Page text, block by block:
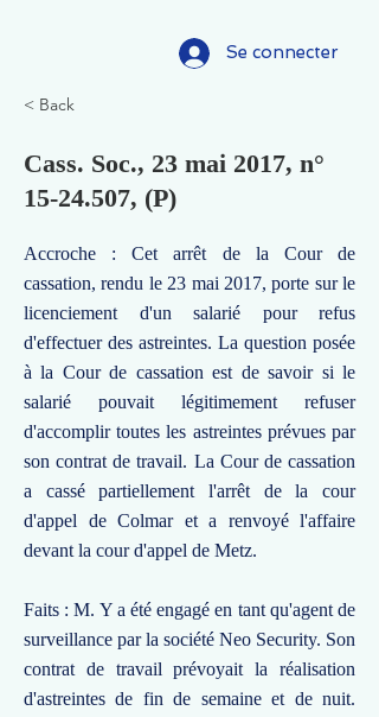
Se connecter
< Back
Cass. Soc., 23 mai 2017, n°
15-24.507, (P)
Accroche : Cet arrêt de la Cour de
cassation, rendu le 23 mai 2017, porte sur le
licenciement d'un salarié pour refus
d'effectuer des astreintes. La question posée
à la Cour de cassation est de savoir si le
salarié pouvait légitimement refuser
d'accomplir toutes les astreintes prévues par
son contrat de travail. La Cour de cassation
a cassé partiellement l'arrêt de la cour
d'appel de Colmar et a renvoyé l'affaire
devant la cour d'appel de Metz.
Faits : M. Y a été engagé en tant qu'agent de
surveillance par la société Neo Security. Son
contrat de travail prévoyait la réalisation
d'astreintes de fin de semaine et de nuit.